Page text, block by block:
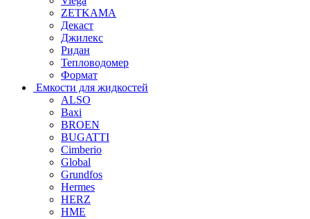
ZETKAMA
Декаст
Джилекс
Ридан
Тепловодомер
Формат
Емкости для жидкостей
ALSO
Baxi
BROEN
BUGATTI
Cimberio
Global
Grundfos
Hermes
HERZ
HME